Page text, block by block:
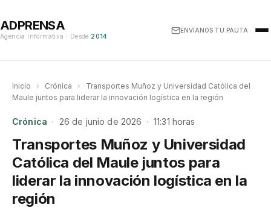
ADPRENSA
Agencia Informativa · Desde 2014
ENVÍANOS TU PAUTA
Inicio › Crónica ›
Transportes Muñoz y Universidad Católica del
Maule juntos para liderar la innovación logística en la región
Crónica · 26 de junio de 2026 · 11:31 horas
Transportes Muñoz y Universidad
Católica del Maule juntos para
liderar la innovación logística en la
región